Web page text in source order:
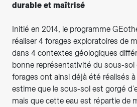
durable et maîtrisé
Initié en 2014, le programme
réaliser 4 forages exploratoires de
dans 4 contextes géologiques
bonne représentativité du sous-sol
forages ont ainsi déjà été réalisés
estime que le sous-sol est gorgé
mais que cette eau est répartie de